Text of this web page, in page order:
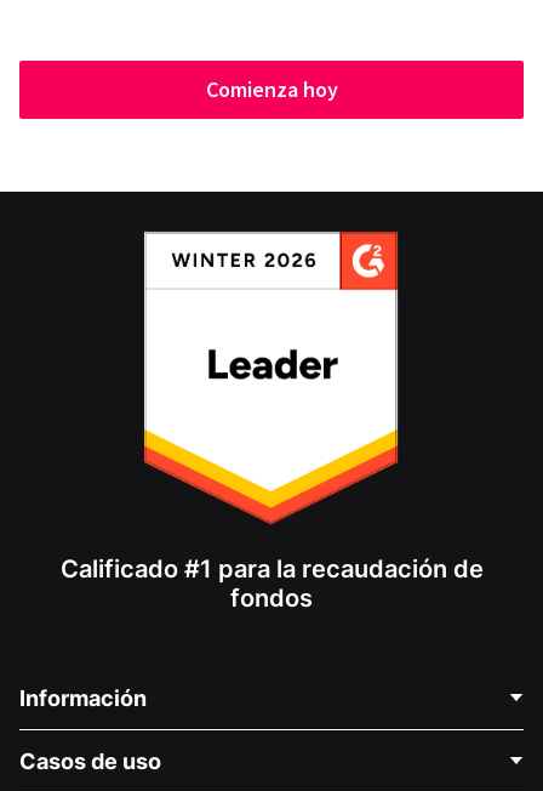
Comienza hoy
Calificado #1 para la recaudación de
fondos
Información
Acerca de nosotros
Casos de uso